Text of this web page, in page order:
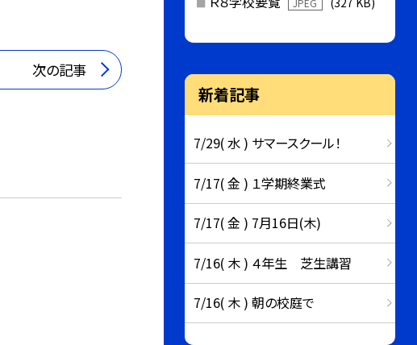
次の記事
新着記事
7/29( 水 ) サマースクール！
7/17( 金 ) １学期終業式
7/17( 金 ) 7月16日(木)
7/16( 木 ) ４年生 芝生講習
7/16( 木 ) 朝の校庭で